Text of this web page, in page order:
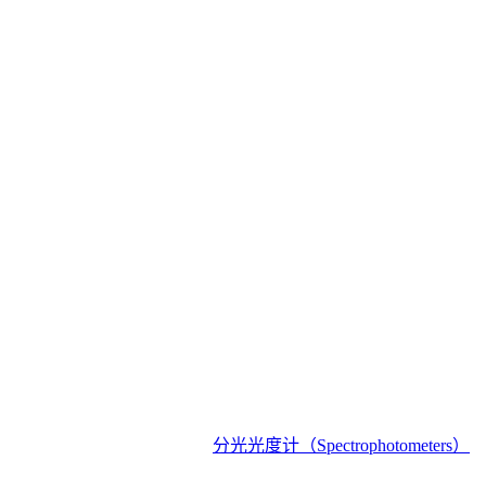
分光光度计（Spectrophotometers）